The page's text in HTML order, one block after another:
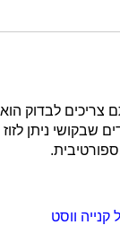
לבדוק
שבקושי ניתן
ווסט